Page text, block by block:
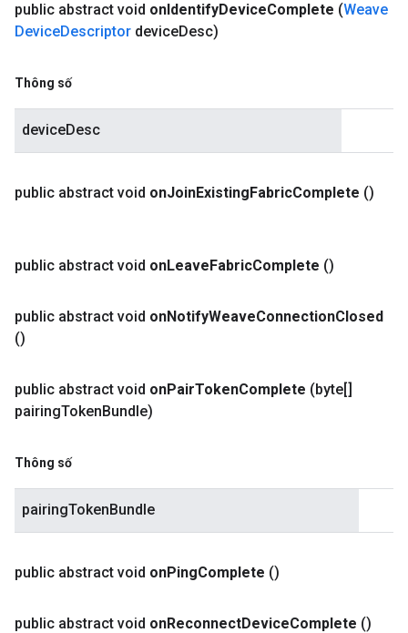
public abstract void onIdentifyDeviceComplete (Weave
DeviceDescriptor deviceDesc)
Thông số
deviceDesc
public abstract void onJoinExistingFabricComplete ()
public abstract void onLeaveFabricComplete ()
public abstract void onNotifyWeaveConnectionClosed
()
public abstract void onPairTokenComplete (byte[]
pairingTokenBundle)
Thông số
pairingTokenBundle
public abstract void onPingComplete ()
public abstract void onReconnectDeviceComplete ()